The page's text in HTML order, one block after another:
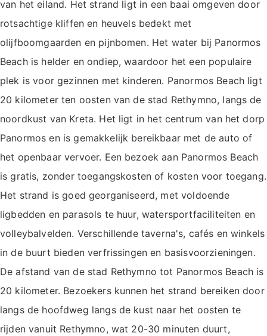
van het eiland. Het strand ligt in een baai omgeven door
rotsachtige kliffen en heuvels bedekt met
olijfboomgaarden en pijnbomen. Het water bij Panormos
Beach is helder en ondiep, waardoor het een populaire
plek is voor gezinnen met kinderen. Panormos Beach ligt
20 kilometer ten oosten van de stad Rethymno, langs de
noordkust van Kreta. Het ligt in het centrum van het dorp
Panormos en is gemakkelijk bereikbaar met de auto of
het openbaar vervoer. Een bezoek aan Panormos Beach
is gratis, zonder toegangskosten of kosten voor toegang.
Het strand is goed georganiseerd, met voldoende
ligbedden en parasols te huur, watersportfaciliteiten en
volleybalvelden. Verschillende taverna's, cafés en winkels
in de buurt bieden verfrissingen en basisvoorzieningen.
De afstand van de stad Rethymno tot Panormos Beach is
20 kilometer. Bezoekers kunnen het strand bereiken door
langs de hoofdweg langs de kust naar het oosten te
rijden vanuit Rethymno, wat 20-30 minuten duurt,